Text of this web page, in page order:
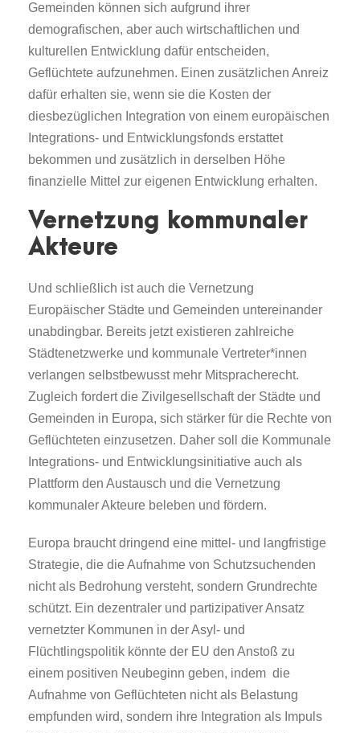
Gemeinden können sich aufgrund ihrer
demografischen, aber auch wirtschaftlichen und
kulturellen Entwicklung dafür entscheiden,
Geflüchtete aufzunehmen. Einen zusätzlichen Anreiz
dafür erhalten sie, wenn sie die Kosten der
diesbezüglichen Integration von einem europäischen
Integrations- und Entwicklungsfonds erstattet
bekommen und zusätzlich in derselben Höhe
finanzielle Mittel zur eigenen Entwicklung erhalten.
Vernetzung kommunaler
Akteure
Und schließlich ist auch die Vernetzung
Europäischer Städte und Gemeinden untereinander
unabdingbar. Bereits jetzt existieren zahlreiche
Städtenetzwerke und kommunale Vertreter*innen
verlangen selbstbewusst mehr Mitspracherecht.
Zugleich fordert die Zivilgesellschaft der Städte und
Gemeinden in Europa, sich stärker für die Rechte von
Geflüchteten einzusetzen. Daher soll die Kommunale
Integrations- und Entwicklungsinitiative auch als
Plattform den Austausch und die Vernetzung
kommunaler Akteure beleben und fördern.
Europa braucht dringend eine mittel- und langfristige
Strategie, die die Aufnahme von Schutzsuchenden
nicht als Bedrohung versteht, sondern Grundrechte
schützt. Ein dezentraler und partizipativer Ansatz
vernetzter Kommunen in der Asyl- und
Flüchtlingspolitik könnte der EU den Anstoß zu
einem positiven Neubeginn geben, indem die
Aufnahme von Geflüchteten nicht als Belastung
empfunden wird, sondern ihre Integration als Impuls